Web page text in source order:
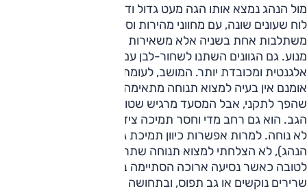
מול הנהג נמצא אותו הגה מעט גדול ודק מדי, אבל מאחוריו נמצא
לוח שעונים שונה, עם מחווני מהירות וסל"ד קטנים יותר, שכבר לא
משתלבות אחת בשניה אלא משאירות מקום לשעוני דלק וחום
מנוע. גם הגוונים השתנו לשחור-לבן עם נגיעות אדום לכדי יחידה
אלגנטית ומכובדת יותר. המושב, לעומת זאת, מוצלח פחות.
אומנם אין בעיה למצוא תנוחה מתאימה בעזרת הכיוון החשמלי
שהפך לתקני, אבל המסעד מרגיש שטוח מדי, ולא מתאים לקימורי
הגב. הוא גם רחב מדי וחסר תמיכה צידית, והתחושה הראשונית
לא נוחה. למרות אפשרות כיוון תמיכת גב תחתון (רק במושב
הנהג), לא הצלחתי למצוא תנוחה שתרגיש טבעית, ולכן הופתעתי
לטובה כאשר נסיעה ארוכה הסתיימה בלי תופעות לוואי של
שרירים נוקשים או גב תפוס, ובתחושה רעננה למדי.